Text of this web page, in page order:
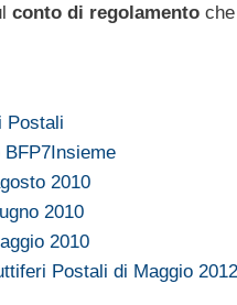
conto di regolamento
Postali
2010
2010
2010
Postali di Maggio 2012